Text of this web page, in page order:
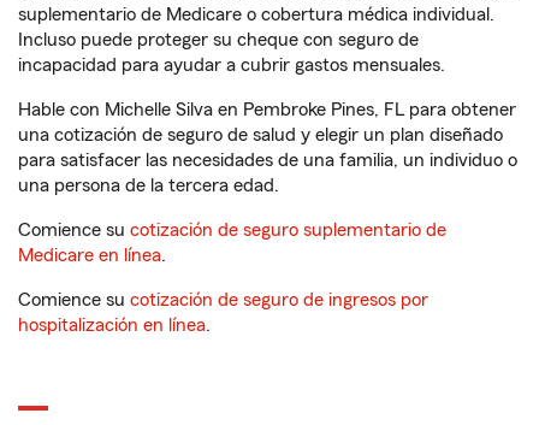
suplementario de Medicare o cobertura médica individual.
Incluso puede proteger su cheque con seguro de
incapacidad para ayudar a cubrir gastos mensuales.
Hable con Michelle Silva en Pembroke Pines, FL para obtener
una cotización de seguro de salud y elegir un plan diseñado
para satisfacer las necesidades de una familia, un individuo o
una persona de la tercera edad.
Comience su cotización de seguro suplementario de
Medicare en línea.
Comience su cotización de seguro de ingresos por
hospitalización en línea.